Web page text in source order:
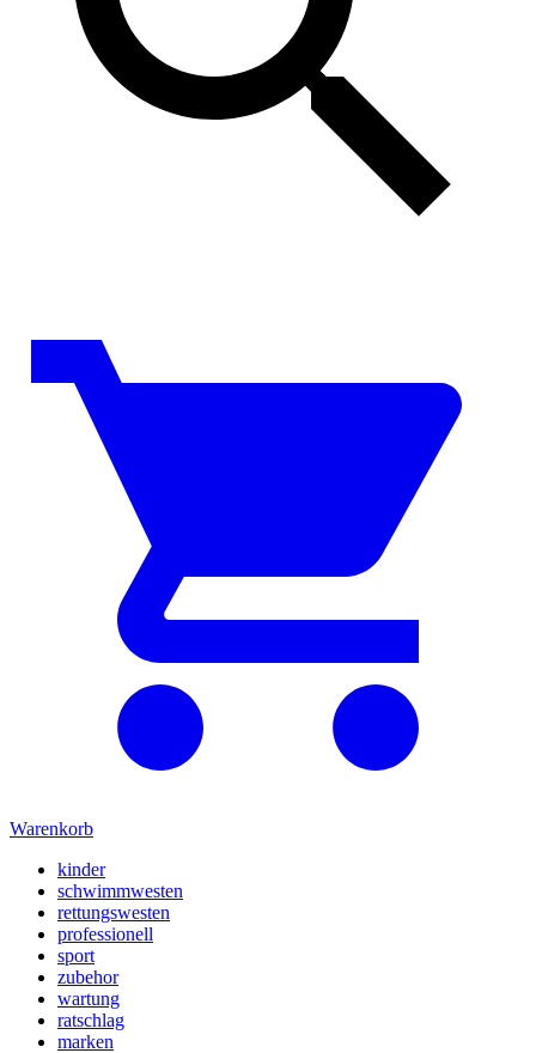
Warenkorb
kinder
schwimmwesten
rettungswesten
professionell
sport
zubehor
wartung
ratschlag
marken